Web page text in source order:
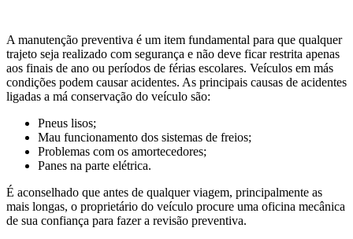
A manutenção preventiva é um item fundamental para que qualquer
trajeto seja realizado com segurança e não deve ficar restrita apenas
aos finais de ano ou períodos de férias escolares. Veículos em más
condições podem causar acidentes. As principais causas de acidentes
ligadas a má conservação do veículo são:
Pneus lisos;
Mau funcionamento dos sistemas de freios;
Problemas com os amortecedores;
Panes na parte elétrica.
É aconselhado que antes de qualquer viagem, principalmente as
mais longas, o proprietário do veículo procure uma oficina mecânica
de sua confiança para fazer a revisão preventiva.